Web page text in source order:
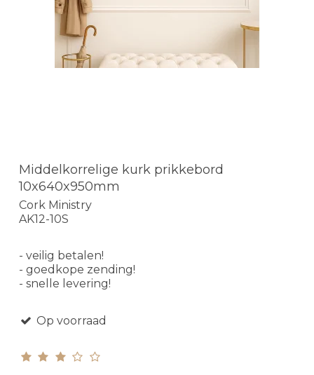
Middelkorrelige kurk prikkebord
10x640x950mm
Cork Ministry
AK12-10S
- veilig betalen!
- goedkope zending!
- snelle levering!
Op voorraad